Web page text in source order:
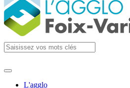
L'agglo